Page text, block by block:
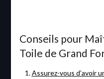
Conseils pour
Toile de Grand
Assurez-vous d’avoir